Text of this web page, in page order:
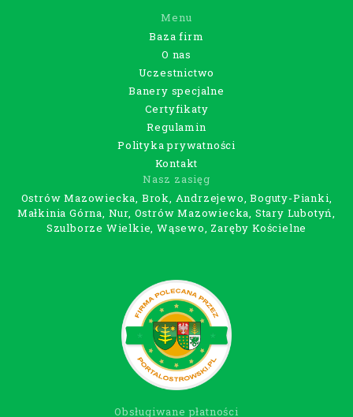
Menu
Baza firm
O nas
Uczestnictwo
Banery specjalne
Certyfikaty
Regulamin
Polityka prywatności
Kontakt
Nasz zasięg
Ostrów Mazowiecka, Brok, Andrzejewo, Boguty-Pianki,
Małkinia Górna, Nur, Ostrów Mazowiecka, Stary Lubotyń,
Szulborze Wielkie, Wąsewo, Zaręby Kościelne
Obsługiwane płatności